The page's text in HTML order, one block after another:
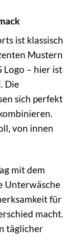
ist klassisch
Mustern
Logo – hier ist
Die
sich perfekt
von innen
mit dem
Unterwäsche
für
macht.
täglicher